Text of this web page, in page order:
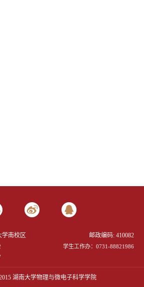
南校区 邮政编码: 410082
学生工作办：0731-88821986
湖南大学物理与微电子科学学院